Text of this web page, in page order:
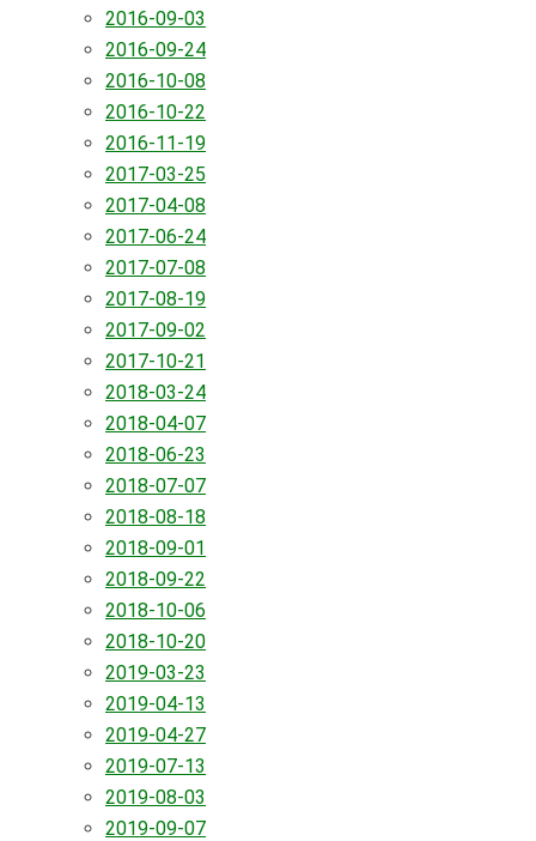
2016-09-03
2016-09-24
2016-10-08
2016-10-22
2016-11-19
2017-03-25
2017-04-08
2017-06-24
2017-07-08
2017-08-19
2017-09-02
2017-10-21
2018-03-24
2018-04-07
2018-06-23
2018-07-07
2018-08-18
2018-09-01
2018-09-22
2018-10-06
2018-10-20
2019-03-23
2019-04-13
2019-04-27
2019-07-13
2019-08-03
2019-09-07